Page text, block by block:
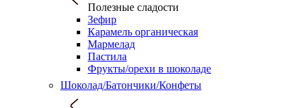
Полезные сладости
Зефир
Карамель органическая
Мармелад
Пастила
Фрукты/орехи в шоколаде
Шоколад/Батончики/Конфеты